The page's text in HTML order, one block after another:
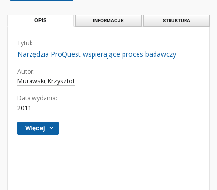
OPIS INFORMACJE STRUKTURA
Tytuł:
Narzędzia ProQuest wspierające proces badawczy
Autor:
Murawski, Krzysztof
Data wydania:
2011
Więcej